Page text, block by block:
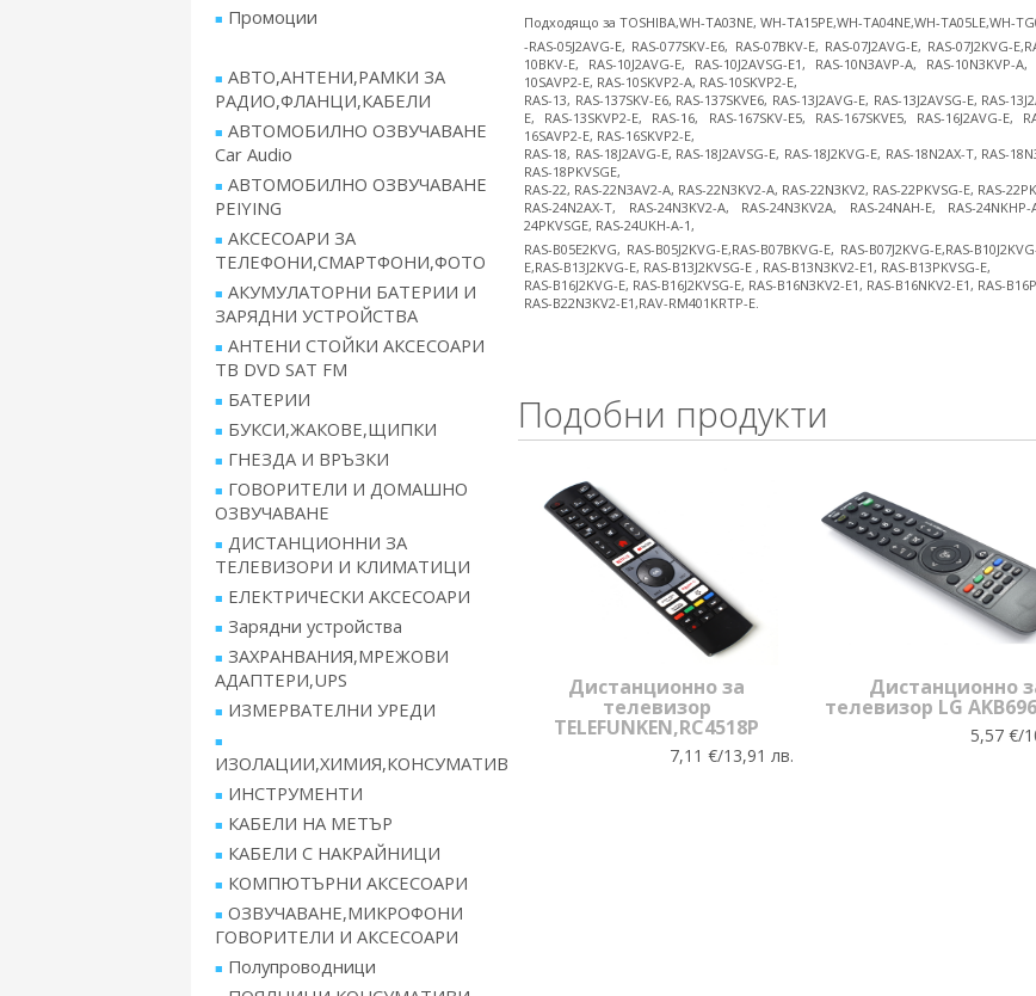
Промоции
АВТО,АНТЕНИ,РАМКИ ЗА
РАДИО,ФЛАНЦИ,КАБЕЛИ
АВТОМОБИЛНО ОЗВУЧАВАНЕ
Car Audio
АВТОМОБИЛНО ОЗВУЧАВАНЕ
PEIYING
АКСЕСОАРИ ЗА
ТЕЛЕФОНИ,СМАРТФОНИ,ФОТО
АКУМУЛАТОРНИ БАТЕРИИ И
ЗАРЯДНИ УСТРОЙСТВА
АНТЕНИ СТОЙКИ АКСЕСОАРИ
ТВ DVD SAT FM
БАТЕРИИ
БУКСИ,ЖАКОВЕ,ЩИПКИ
ГНЕЗДА И ВРЪЗКИ
ГОВОРИТЕЛИ И ДОМАШНО
ОЗВУЧАВАНЕ
ДИСТАНЦИОННИ ЗА
ТЕЛЕВИЗОРИ И КЛИМАТИЦИ
ЕЛЕКТРИЧЕСКИ АКСЕСОАРИ
Зарядни устройства
ЗАХРАНВАНИЯ,МРЕЖОВИ
АДАПТЕРИ,UPS
ИЗМЕРВАТЕЛНИ УРЕДИ
ИЗОЛАЦИИ,ХИМИЯ,КОНСУМАТИВ
ИНСТРУМЕНТИ
КАБЕЛИ НА МЕТЪР
КАБЕЛИ С НАКРАЙНИЦИ
КОМПЮТЪРНИ АКСЕСОАРИ
ОЗВУЧАВАНЕ,МИКРОФОНИ
ГОВОРИТЕЛИ И АКСЕСОАРИ
Полупроводници
Подходящо за TOSHIBA,WH-TA03NE, WH-TA15PE,WH-TA04NE,WH-TA05LE,WH-
-RAS-05J2AVG-E, RAS-077SKV-E6, RAS-07BKV-E, RAS-07J2AVG-E, RAS-07J2KVG-
10BKV-E, RAS-10J2AVG-E, RAS-10J2AVSG-E1, RAS-10N3AVP-A, RAS-10N3KVP-
10SAVP2-E, RAS-10SKVP2-A, RAS-10SKVP2-E,
RAS-13, RAS-137SKV-E6, RAS-137SKVE6, RAS-13J2AVG-E, RAS-13J2AVSG-E, RAS-
E, RAS-13SKVP2-E, RAS-16, RAS-167SKV-E5, RAS-167SKVE5, RAS-16J2AVG-E,
16SAVP2-E, RAS-16SKVP2-E,
RAS-18, RAS-18J2AVG-E, RAS-18J2AVSG-E, RAS-18J2KVG-E, RAS-18N2AX-T, RAS-
RAS-18PKVSGE,
RAS-22, RAS-22N3AV2-A, RAS-22N3KV2-A, RAS-22N3KV2, RAS-22PKVSG-E, RAS-
RAS-24N2AX-T, RAS-24N3KV2-A, RAS-24N3KV2A, RAS-24NAH-E, RAS-
24PKVSGE, RAS-24UKH-A-1,
RAS-B05E2KVG, RAS-B05J2KVG-E,RAS-B07BKVG-E, RAS-B07J2KVG-E,RAS-
E,RAS-B13J2KVG-E, RAS-B13J2KVSG-E , RAS-B13N3KV2-E1, RAS-B13PKVSG-E,
RAS-B16J2KVG-E, RAS-B16J2KVSG-E, RAS-B16N3KV2-E1, RAS-B16NKV2-E1, RAS-
RAS-B22N3KV2-E1,RAV-RM401KRTP-E.
Подобни продукти
Дистанционно за
телевизор
TELEFUNKEN,RC4518P
7,11 €/13,91 лв.
Дистанционно
телевизор LG
5,57 €/